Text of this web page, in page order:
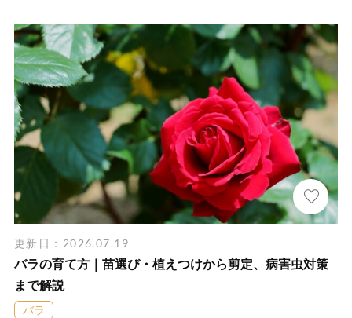
更新日：2026.07.19
バラの育て方｜苗選び・植えつけから剪定、病害虫対策
まで解説
バラ